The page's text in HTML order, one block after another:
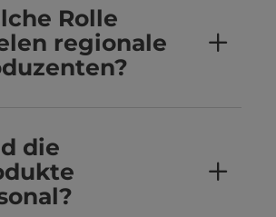
Rolle
regionale
die